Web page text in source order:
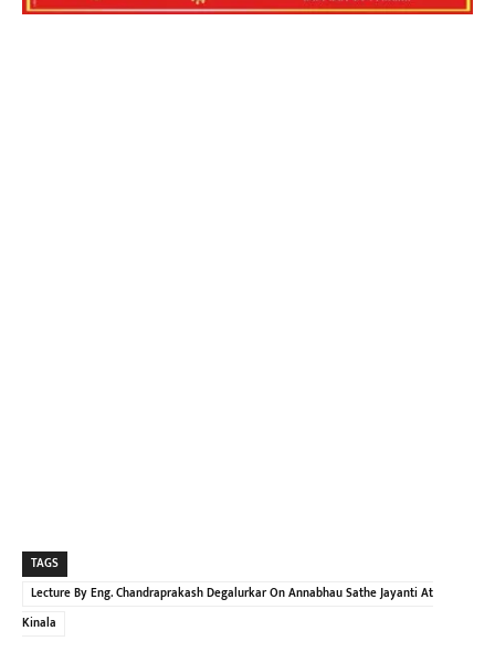
TAGS
Lecture By Eng. Chandraprakash Degalurkar On Annabhau Sathe Jayanti At
Kinala